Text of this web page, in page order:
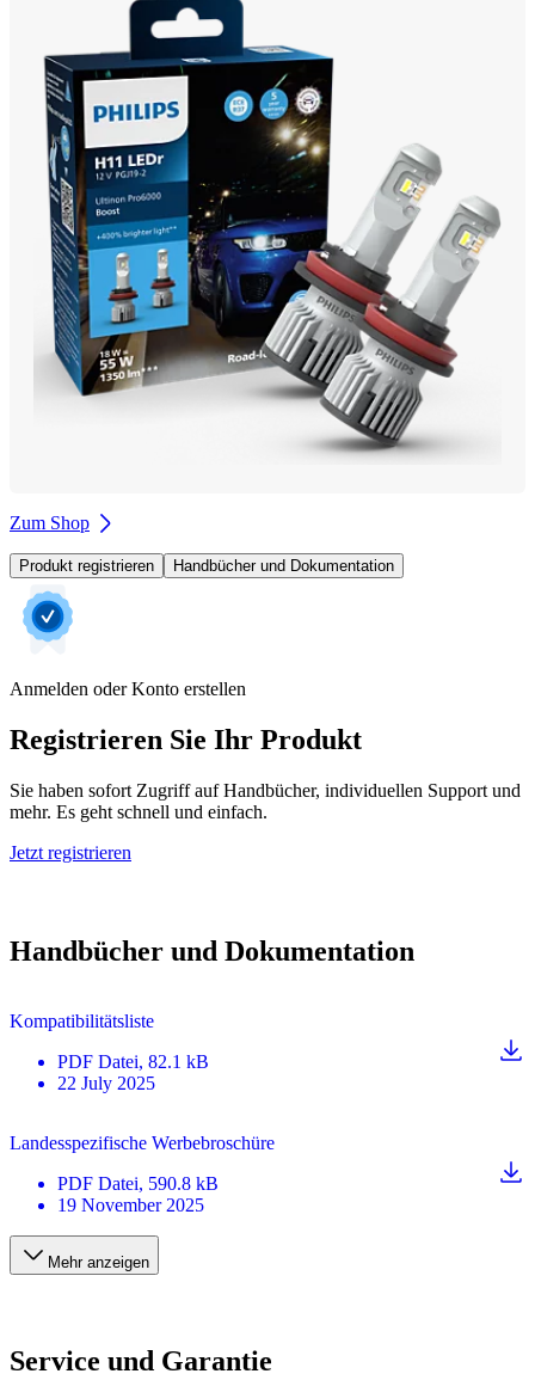
Zum Shop
Produkt registrieren Handbücher und Dokumentation
Anmelden oder Konto erstellen
Registrieren Sie Ihr Produkt
Sie haben sofort Zugriff auf Handbücher, individuellen Support und
mehr. Es geht schnell und einfach.
Jetzt registrieren
Handbücher und Dokumentation
Kompatibilitätsliste
PDF Datei, 82.1 kB
22 July 2025
Landesspezifische Werbebroschüre
PDF Datei, 590.8 kB
19 November 2025
Mehr anzeigen
Service und Garantie